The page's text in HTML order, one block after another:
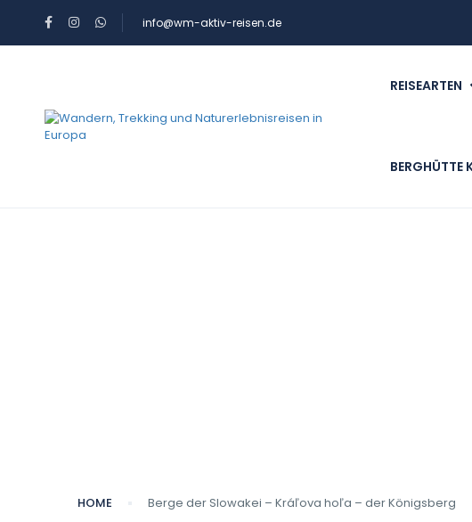
info@wm-aktiv-reisen.de
REISEARTEN
BERGHÜTTE
HOME Berge der Slowakei – Kráľova hoľa – der Königsberg